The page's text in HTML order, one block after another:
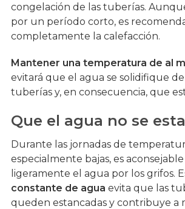
congelación de las tuberías.
por un período corto, es
completamente la calefacción.
Mantener una temperatura de al
evitará que el agua se solidifique
tuberías y, en consecuencia, que
Que el agua no se
Durante las jornadas de
especialmente bajas, es
ligeramente el agua por los grifos.
constante de agua evita que las
queden estancadas y contribuye a